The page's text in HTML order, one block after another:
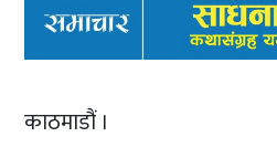
काठमाडौं ।